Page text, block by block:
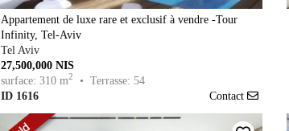
Appartement de luxe rare et exclusif à vendre -Tour
Infinity, Tel-Aviv
Tel Aviv
27,500,000 NIS
surface: 310 m2
• Terrasse: 54
ID 1616
Contact